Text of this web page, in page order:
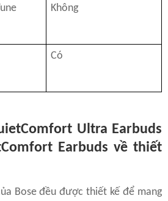
Không
Có
Ultra Earbuds
Earbuds về thiết
Bose đều được thiết kế để mang